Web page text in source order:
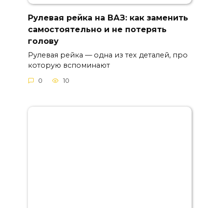
Рулевая рейка на ВАЗ: как заменить
самостоятельно и не потерять
голову
Рулевая рейка — одна из тех деталей, про
которую вспоминают
0 10